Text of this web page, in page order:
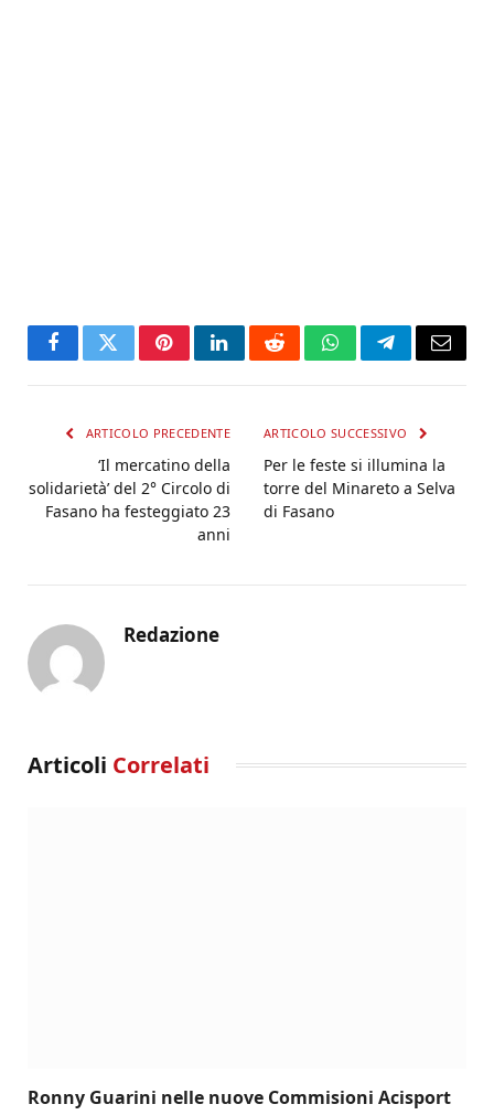
FacebookTwitterPinterestLinkedInRedditWhatsAppTelegramEmail
ARTICOLO PRECEDENTE
‘Il mercatino della
solidarietà’ del 2° Circolo di
Fasano ha festeggiato 23
anni
ARTICOLO SUCCESSIVO
Per le feste si illumina la
torre del Minareto a Selva
di Fasano
Redazione
Articoli Correlati
Ronny Guarini nelle nuove Commisioni Acisport